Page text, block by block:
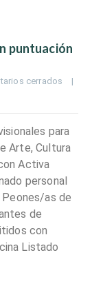
puntuación
cerrados
|
para
Arte, Cultura
Activa
personal
Peones/as de
de
con
Listado